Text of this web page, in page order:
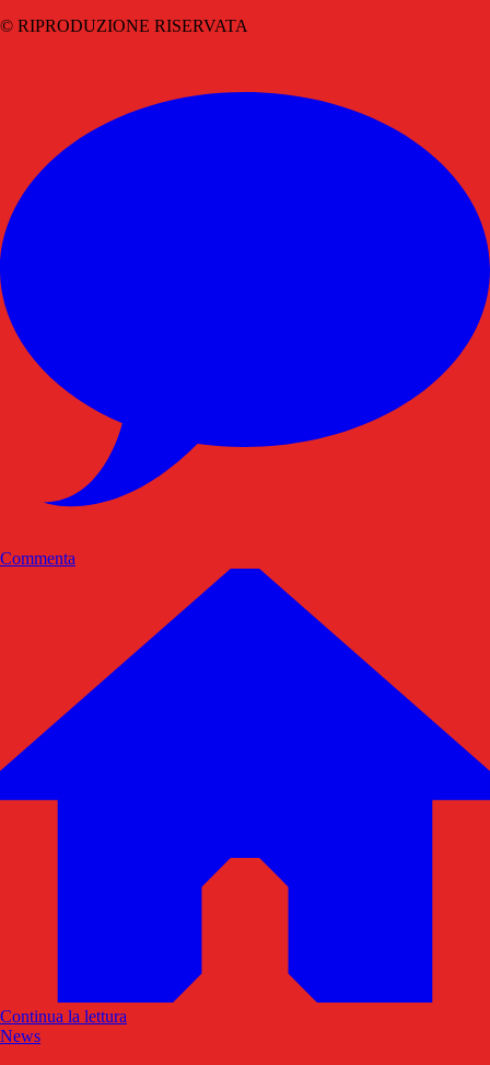
© RIPRODUZIONE RISERVATA
Commenta
Continua la lettura
News